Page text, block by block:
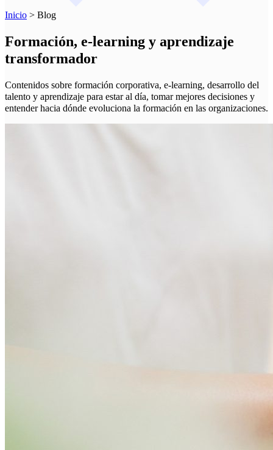
Inicio > Blog
Formación, e-learning y aprendizaje
transformador
Contenidos sobre formación corporativa, e-learning, desarrollo del
talento y aprendizaje para estar al día, tomar mejores decisiones y
entender hacia dónde evoluciona la formación en las organizaciones.